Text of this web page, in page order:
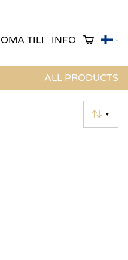
OMA TILI INFO
ALL PRODUCTS
▼